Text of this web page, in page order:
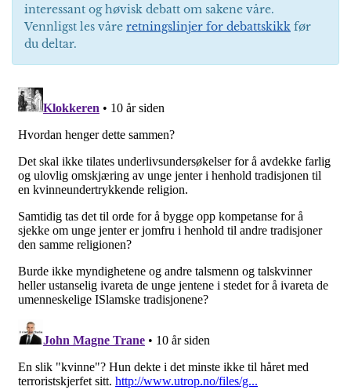
interessant og høvisk debatt om sakene våre.
Vennligst les våre retningslinjer for debattskikk før
du deltar.